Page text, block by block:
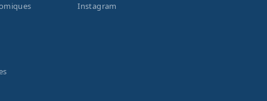
Instagram